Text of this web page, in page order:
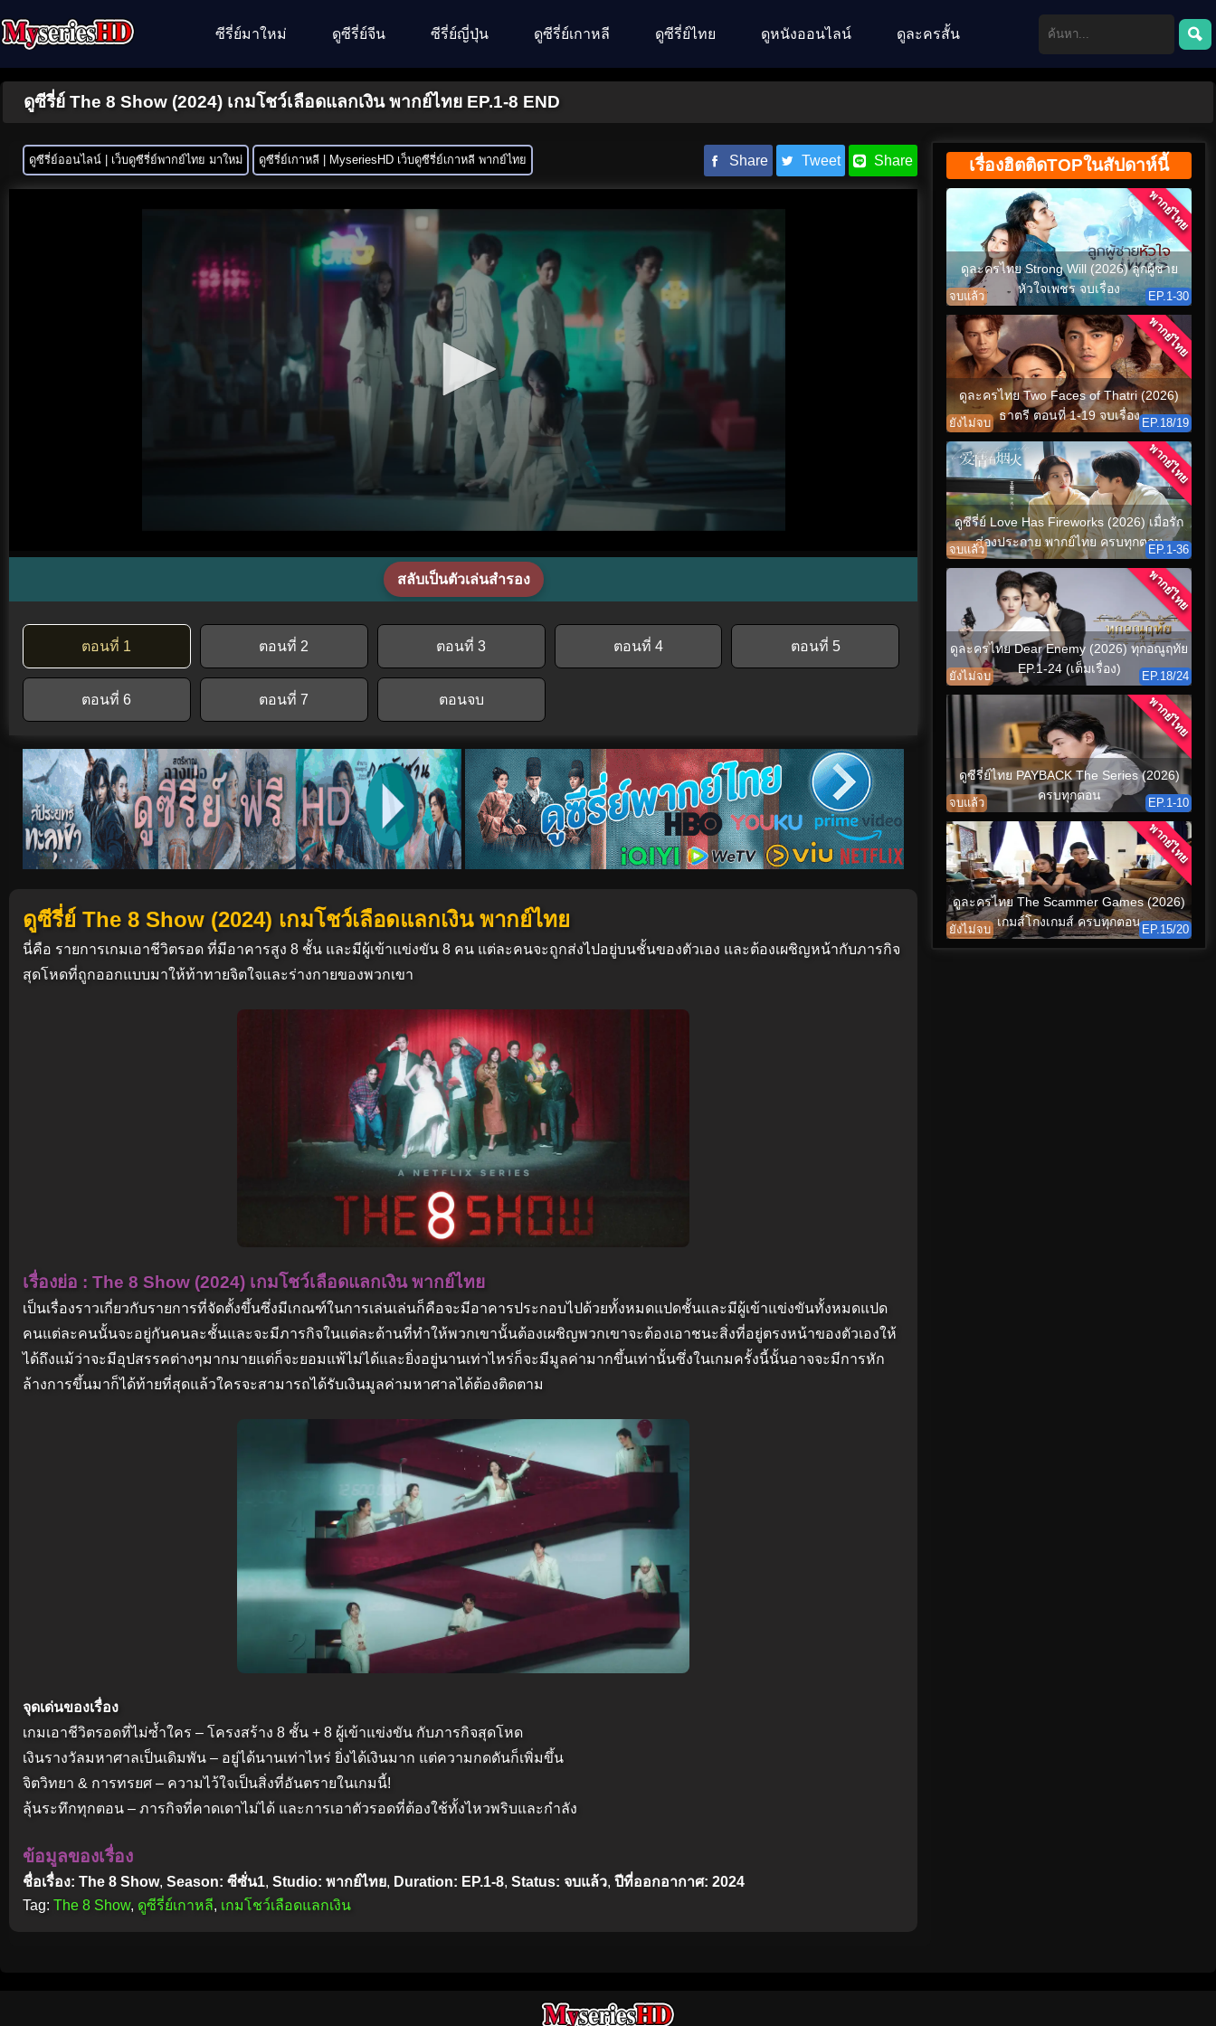
ซีรี่ย์มาใหม่ ดูซีรี่ย์จีน ซีรี่ย์ญี่ปุ่น ดูซีรี่ย์เกาหลี ดูซีรี่ย์ไทย ดูหนังออนไลน์ ดูละครสั้น
ดูซีรี่ย์ The 8 Show (2024) เกมโชว์เลือดแลกเงิน พากย์ไทย EP.1-8 END
ดูซีรี่ย์ออนไลน์ | เว็บดูซีรี่ย์พากย์ไทย มาใหม่ ดูซีรี่ย์เกาหลี | MyseriesHD เว็บดูซีรี่ย์เกาหลี พากย์ไทย Share Tweet Share
สลับเป็นตัวเล่นสำรอง
ตอนที่ 1 ตอนที่ 2 ตอนที่ 3 ตอนที่ 4 ตอนที่ 5
ตอนที่ 6 ตอนที่ 7 ตอนจบ
ดูซีรี่ย์ The 8 Show (2024) เกมโชว์เลือดแลกเงิน พากย์ไทย
นี่คือ รายการเกมเอาชีวิตรอด ที่มีอาคารสูง 8 ชั้น และมีผู้เข้าแข่งขัน 8 คน แต่ละคนจะถูกส่งไปอยู่บนชั้นของตัวเอง และต้องเผชิญหน้ากับภารกิจ
สุดโหดที่ถูกออกแบบมาให้ท้าทายจิตใจและร่างกายของพวกเขา
เรื่องย่อ : The 8 Show (2024) เกมโชว์เลือดแลกเงิน พากย์ไทย
เป็นเรื่องราวเกี่ยวกับรายการที่จัดตั้งขึ้นซึ่งมีเกณฑ์ในการเล่นเล่นก็คือจะมีอาคารประกอบไปด้วยทั้งหมดแปดชั้นและมีผู้เข้าแข่งขันทั้งหมดแปด
คนแต่ละคนนั้นจะอยู่กันคนละชั้นและจะมีภารกิจในแต่ละด้านที่ทำให้พวกเขานั้นต้องเผชิญพวกเขาจะต้องเอาชนะสิ่งที่อยู่ตรงหน้าของตัวเองให้
ได้ถึงแม้ว่าจะมีอุปสรรคต่างๆมากมายแต่ก็จะยอมแพ้ไม่ได้และยิ่งอยู่นานเท่าไหร่ก็จะมีมูลค่ามากขึ้นเท่านั้นซึ่งในเกมครั้งนี้นั้นอาจจะมีการหัก
ล้างการขึ้นมาก็ได้ท้ายที่สุดแล้วใครจะสามารถได้รับเงินมูลค่ามหาศาลได้ต้องติดตาม
จุดเด่นของเรื่อง
เกมเอาชีวิตรอดที่ไม่ซ้ำใคร – โครงสร้าง 8 ชั้น + 8 ผู้เข้าแข่งขัน กับภารกิจสุดโหด
เงินรางวัลมหาศาลเป็นเดิมพัน – อยู่ได้นานเท่าไหร่ ยิ่งได้เงินมาก แต่ความกดดันก็เพิ่มขึ้น
จิตวิทยา & การทรยศ – ความไว้ใจเป็นสิ่งที่อันตรายในเกมนี้!
ลุ้นระทึกทุกตอน – ภารกิจที่คาดเดาไม่ได้ และการเอาตัวรอดที่ต้องใช้ทั้งไหวพริบและกำลัง
ข้อมูลของเรื่อง
ชื่อเรื่อง: The 8 Show, Season: ซีซั่น1, Studio: พากย์ไทย, Duration: EP.1-8, Status: จบแล้ว, ปีที่ออกอากาศ: 2024
Tag: The 8 Show, ดูซีรี่ย์เกาหลี, เกมโชว์เลือดแลกเงิน
เรื่องฮิตติดTOPในสัปดาห์นี้
ดูละครไทย Strong Will (2026) ลูกผู้ชาย
หัวใจเพชร จบเรื่อง
จบแล้ว EP.1-30
พากย์ไทย
ดูละครไทย Two Faces of Thatri (2026)
ธาตรี ตอนที่ 1-19 จบเรื่อง
ยังไม่จบ EP.18/19
พากย์ไทย
ดูซีรี่ย์ Love Has Fireworks (2026) เมื่อรัก
ส่องประกาย พากย์ไทย ครบทุกตอน
จบแล้ว EP.1-36
พากย์ไทย
ดูละครไทย Dear Enemy (2026) ทุกอณูฤทัย
EP.1-24 (เต็มเรื่อง)
ยังไม่จบ EP.18/24
พากย์ไทย
ดูซีรี่ย์ไทย PAYBACK The Series (2026)
ครบทุกตอน
จบแล้ว EP.1-10
พากย์ไทย
ดูละครไทย The Scammer Games (2026)
เกมส์โกงเกมส์ ครบทุกตอน
ยังไม่จบ EP.15/20
พากย์ไทย